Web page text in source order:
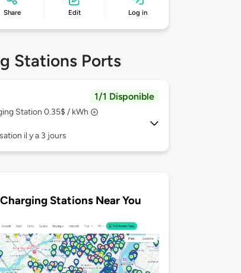
Share Edit Log in
Stations Ports
1/1 Disponible
Station 0.35$ / kWh
il y a 3 jours
Stations Near You